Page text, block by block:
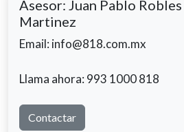
Asesor: Juan Pablo Robles
Martinez
Email: info@818.com.mx
Llama ahora: 993 1000 818
Contactar